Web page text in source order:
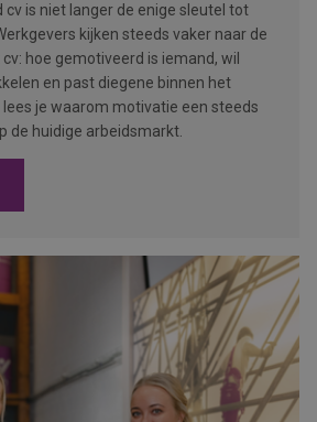
cv is niet langer de enige sleutel tot
kijken steeds vaker naar de
hoe gemotiveerd is iemand, wil
en past diegene binnen het
je waarom motivatie een steeds
de huidige arbeidsmarkt.